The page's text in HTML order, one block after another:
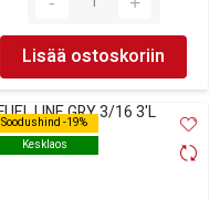
Lisää ostoskoriin
Soodushind -19%
Kesklaos
Soodushind -19%
Kesklaos